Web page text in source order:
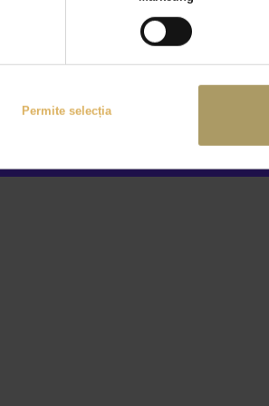
Permite selecția